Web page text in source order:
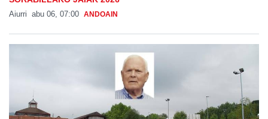
Aiurri abu 06, 07:00 ANDOAIN